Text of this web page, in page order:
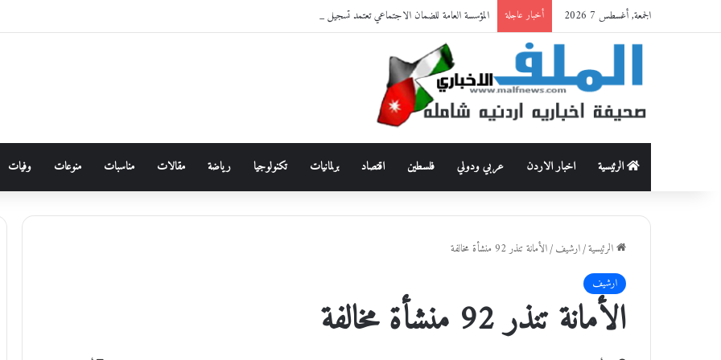
الجمعة, أغسطس 7 2026 أخبار عاجلة المؤسسة العامة للضمان الاجتماعي تعتمد تسجيل دخول الأردنيين لخدماتها الإلكترونية من خلال “سند”
الرئيسية اخبار الاردن عربي ودولي فلسطين اقتصاد برلمانيات تكنولوجيا رياضة مقالات مناسبات منوعات وفيات
الرئيسية/ارشيف/الأمانة تنذر 92 منشأة مخالفة
ارشيف
الأمانة تنذر 92 منشأة مخالفة